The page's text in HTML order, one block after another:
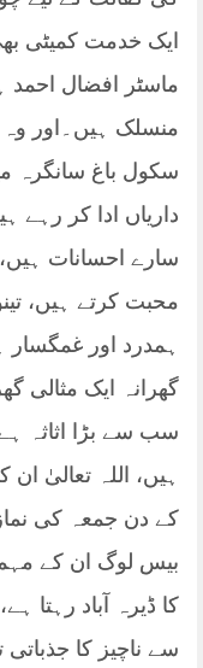
ایک خدمت کمیٹی
ماسٹر افضال
منسلک ہیں۔اور وہ
سکول باغ سانگرہ
داریاں ادا کر رہے
سارے احسانات
محبت کرتے ہیں،
ہمدرد اور غمگسار
گھرانہ ایک مثالی
سب سے بڑا اثاثہ
ہیں، اللہ تعالیٰ
کے دن جمعہ کی
بیس لوگ ان کے
کا ڈیرہ آباد رہتا
سے ناچیز کا جذباتی